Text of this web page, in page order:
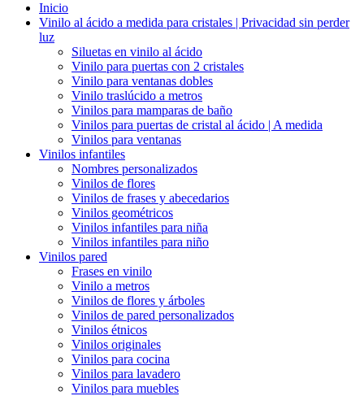
Inicio
Vinilo al ácido a medida para cristales | Privacidad sin perder
luz
Siluetas en vinilo al ácido
Vinilo para puertas con 2 cristales
Vinilo para ventanas dobles
Vinilo traslúcido a metros
Vinilos para mamparas de baño
Vinilos para puertas de cristal al ácido | A medida
Vinilos para ventanas
Vinilos infantiles
Nombres personalizados
Vinilos de flores
Vinilos de frases y abecedarios
Vinilos geométricos
Vinilos infantiles para niña
Vinilos infantiles para niño
Vinilos pared
Frases en vinilo
Vinilo a metros
Vinilos de flores y árboles
Vinilos de pared personalizados
Vinilos étnicos
Vinilos originales
Vinilos para cocina
Vinilos para lavadero
Vinilos para muebles